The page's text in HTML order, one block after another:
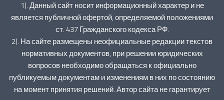
1). Данный сайт носит информационный характер и не
является публичной офертой, определяемой положениями
ст. 437 Гражданского кодекса РФ.
2). На сайте размещены неофициальные редакции текстов
нормативных документов, при решении юридических
вопросов необходимо обращаться к официально
публикуемым документам и изменениям в них по состоянию
на момент принятия решений. Автор сайта не гарантирует